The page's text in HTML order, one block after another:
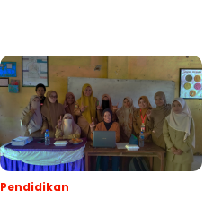
Pendidikan